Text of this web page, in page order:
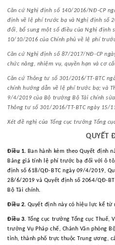
Căn cứ Nghị định số 140/2016/NĐ-CP
định về lệ phí trước bạ và Nghị định số
đổi, bổ sung một số điều của Nghị định
10/10/2016 của Chính phủ về lệ phí
Căn cứ Nghị định số 87/2017/NĐ-CP
chức năng, nhiệm vụ, quyền hạn và cơ
Căn cứ Thông tư số 301/2016/TT-BTC
chính hướng dẫn về lệ phí trước bạ; và
9/4/2019 của Bộ trưởng Bộ Tài chính
Thông tư số 301/2016/TT-BTC ngày 15/
Xét đề nghị của Tổng cục trưởng Tổng
QUYẾT
Điều 1. Ban hành kèm theo Quyết định
Bảng giá tính lệ phí trước bạ đối với ô
định số 618/QĐ-BTC ngày 09/4/2019,
28/6/2019 và Quyết định số 2064/QĐ-
Bộ Tài chính.
Điều 2. Quyết định này có hiệu lực kể từ
Điều 3.
Tổng cục trưởng Tổng cục
trưởng Vụ Pháp chế, Chánh Văn phòng
tỉnh, thành phố trực thuộc Trung ương,